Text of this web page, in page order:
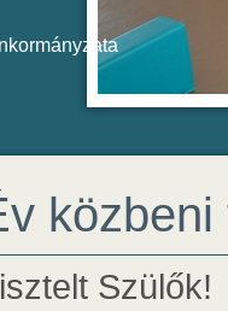
Szülők!